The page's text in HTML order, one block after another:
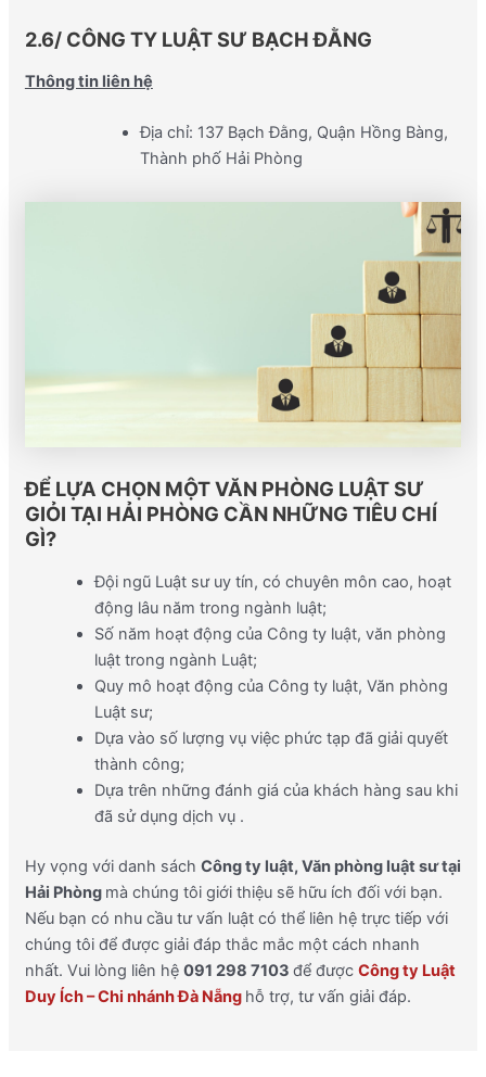
2.6/ CÔNG TY LUẬT SƯ BẠCH ĐẰNG
Thông tin liên hệ
Địa chỉ: 137 Bạch Đằng, Quận Hồng Bàng,
Thành phố Hải Phòng
ĐỂ LỰA CHỌN MỘT VĂN PHÒNG LUẬT SƯ
GIỎI TẠI HẢI PHÒNG CẦN NHỮNG TIÊU CHÍ
GÌ?
Đội ngũ Luật sư uy tín, có chuyên môn cao, hoạt
động lâu năm trong ngành luật;
Số năm hoạt động của Công ty luật, văn phòng
luật trong ngành Luật;
Quy mô hoạt động của Công ty luật, Văn phòng
Luật sư;
Dựa vào số lượng vụ việc phức tạp đã giải quyết
thành công;
Dựa trên những đánh giá của khách hàng sau khi
đã sử dụng dịch vụ .
Hy vọng với danh sách Công ty luật, Văn phòng luật sưtại
Hải Phòng mà chúng tôi giới thiệu sẽ hữu ích đối với bạn.
Nếu bạn có nhu cầu tư vấn luật có thể liên hệ trực tiếp với
chúng tôi để được giải đáp thắc mắc một cách nhanh
nhất. Vui lòng liên hệ 091 298 7103 để được Công ty Luật
Duy Ích – Chi nhánh Đà Nẵng hỗ trợ, tư vấn giải đáp.